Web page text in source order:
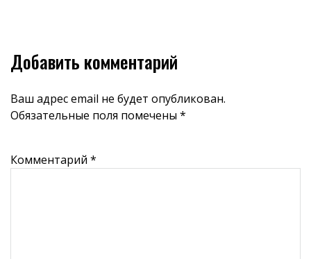
Добавить комментарий
Ваш адрес email не будет опубликован.
Обязательные поля помечены *
Комментарий *